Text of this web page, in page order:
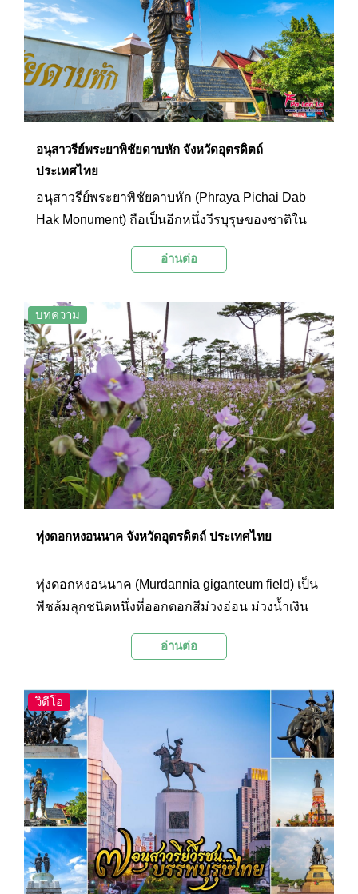
มาจนถึงปัจจุบัน รวมถึงอนุสาวรีย์วีรชนที่สร้างขึ้น
เพื่อเป็นอนุสรณ์แด่วีรกรรมอันกล้าหาญและเพื่อ
รำลึกถึงเหตุการณ์ครั้งสำคัญเหล่านั้นด้วย
อนุสาวรีย์พระยาพิชัยดาบหัก จังหวัดอุตรดิตถ์
ประเทศไทย
อนุสาวรีย์พระยาพิชัยดาบหัก (Phraya Pichai Dab
Hak Monument) ถือเป็นอีกหนึ่งวีรบุรุษของชาติใน
หน้าศาลากลางจังหวัดอุตรดิตถ์ สร้างขึ้นเพื่อเป็น
เมื่อครั้งพระยาพิชัยครองเมืองพิชัยในสมัยธนบุรี
ท่านได้สร้างเกียรติประวัติไว้โดยเฉพาะอย่างยิ่ง เมื่อปี
พ.ศ. 2316 พม่ายกทัพมาตีเมืองพิชัย พระยาพิชัยได้
ยกทัพไปสกัดทัพพม่าจนแตกพ่ายกลับไป
อ่านต่อ
บทความ
ทุ่งดอกหงอนนาค จังหวัดอุตรดิตถ์ ประเทศไทย
ทุ่งดอกหงอนนาค (Murdannia giganteum field) เป็น
พืชล้มลุกชนิดหนึ่งที่ออกดอกสีม่วงอ่อน ม่วงน้ำเงิน
กับผืนป่าในฤดูฝน อุทยานแห่งชาติภูสอยดาว จังหวัด
ประเทศไทยแล้วยังได้ชื่อว่าเป็นแหล่งชมทุ่งดอก
หงอนนาคที่สวยที่สุดในเมืองไทยอีกด้วย
อ่านต่อ
วิดีโอ